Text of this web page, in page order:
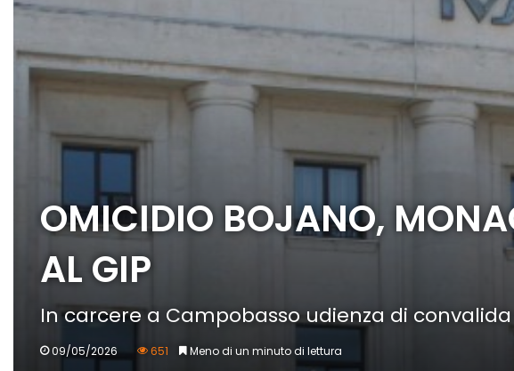
OMICIDIO BOJANO,
AL GIP
In carcere a Campobasso udienza di
09/05/2026 651 Meno di un minuto di lettura